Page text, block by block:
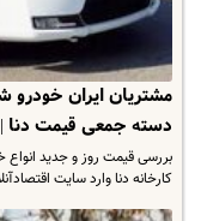
مشتریان ایران
دسته جمعی قیمت دنا | این مدل ۱۲۶
کارخانه دنا وارد سایت